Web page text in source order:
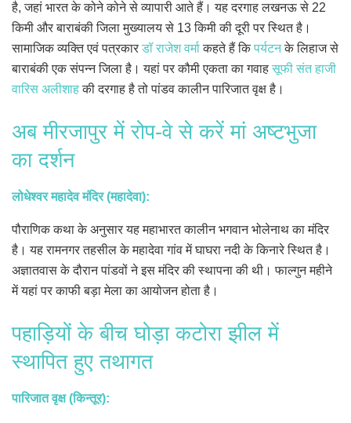
है, जहां भारत के कोने कोने से व्यापारी आते हैं। यह दरगाह लखनऊ से 22
किमी और बाराबंकी जिला मुख्यालय से 13 किमी की दूरी पर स्थित है।
सामाजिक व्यक्ति एवं पत्रकार डॉ राजेश वर्माकहते हैं किपर्यटनके लिहाज से
बाराबंकी एक संपन्न जिला है। यहां पर कौमी एकता का गवाह सूफी संत हाजी
वारिस अलीशाहकी दरगाह है तो पांडव कालीन पारिजात वृक्ष है।
अब मीरजापुर में रोप-वे से करें मां अष्टभुजा
का दर्शन
लोधेश्वर महादेव मंदिर (महादेवा):
पौराणिक कथा के अनुसार यह महाभारत कालीन ‌भगवान भोलेनाथ का मंदिर
है। यह रामनगर तहसील के महादेवा गांव में घाघरा नदी के किनारे स्थित है।
अज्ञातवास के दौरान पांडवों ने इस मंदिर की स्थापना की थी। फाल्गुन महीने
में यहां पर काफी बड़ा मेला का आयोजन होता है।
पहाड़ियों के बीच घोड़ा कटोरा झील में
स्थापित हुए तथागत
पारिजात वृक्ष (किन्तूर):